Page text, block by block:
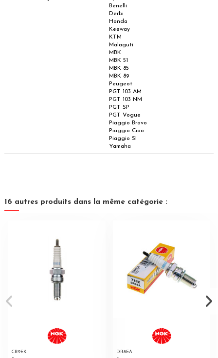
Benelli
Derbi
Honda
Keeway
KTM
Malaguti
MBK
MBK 51
MBK 85
MBK 89
Peugeot
PGT 103 AM
PGT 103 NM
PGT SP
PGT Vogue
Piaggio Bravo
Piaggio Ciao
Piaggio SI
Yamaha
16 autres produits dans la même catégorie :
CR9EK
DR8EA